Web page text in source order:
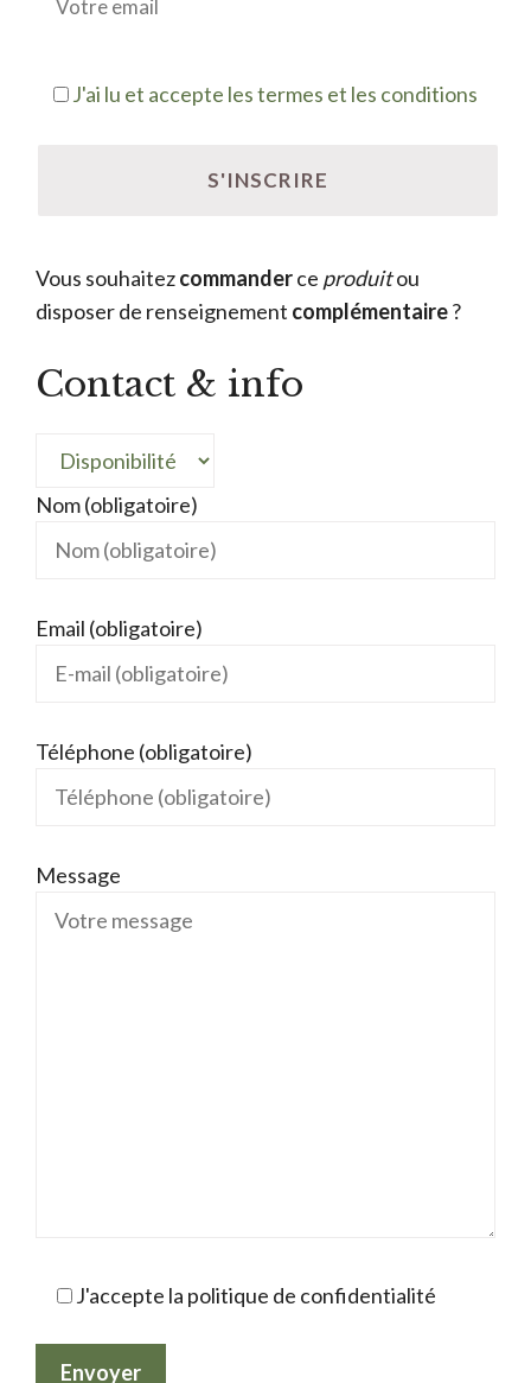
J'ai lu et accepte les termes et les conditions
Vous souhaitezcommanderce produitou
disposer de renseignement complémentaire?
Contact & info
Nom (obligatoire)
Email (obligatoire)
Téléphone (obligatoire)
Message
J'accepte la politique de confidentialité